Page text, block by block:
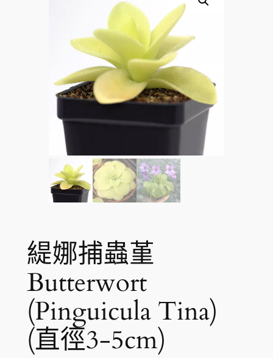
緹娜捕蟲堇
Butterwort
(Pinguicula Tina)
(直徑3-5cm)